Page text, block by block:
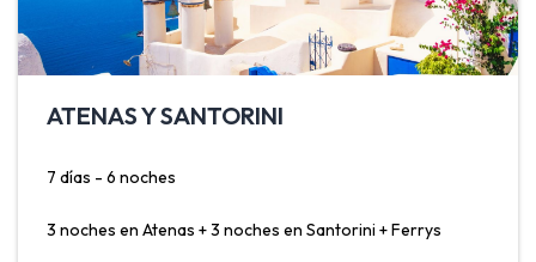
ATENAS Y SANTORINI
7 días - 6 noches
3 noches en Atenas + 3 noches en Santorini + Ferrys